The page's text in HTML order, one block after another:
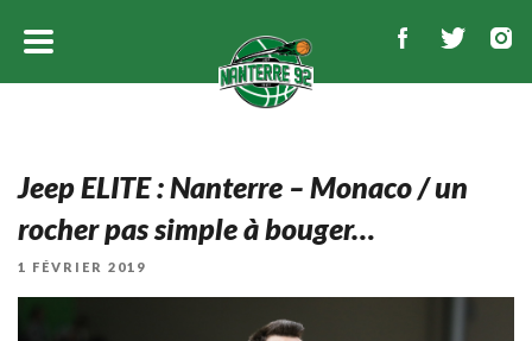
Jeep ELITE : Nanterre – Monaco / un
rocher pas simple à bouger…
PUBLIÉ
1 FÉVRIER 2019